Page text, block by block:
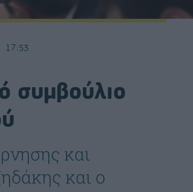
17:53
συμβούλιο
και
και ο